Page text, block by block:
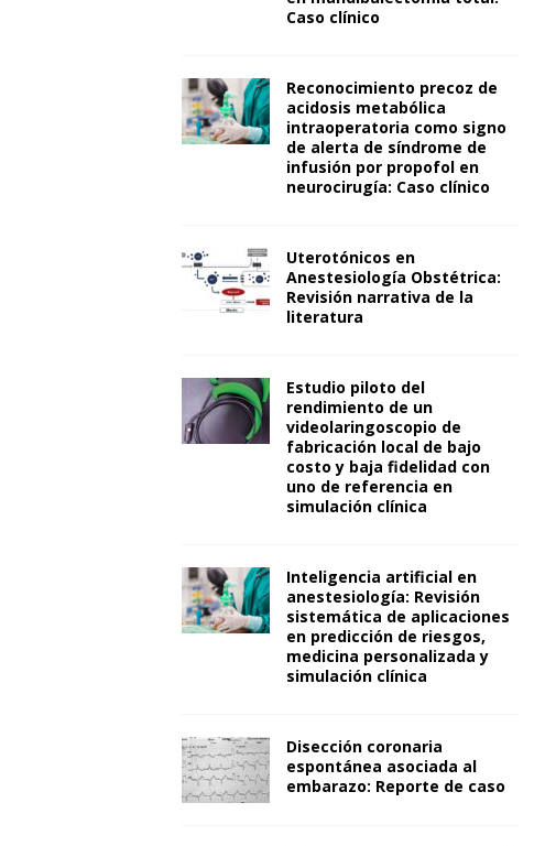
Caso clínico
Reconocimiento precoz de
acidosis metabólica
intraoperatoria como signo
de alerta de síndrome de
infusión por propofol en
neurocirugía: Caso clínico
Uterotónicos en
Anestesiología Obstétrica:
Revisión narrativa de la
literatura
Estudio piloto del
rendimiento de un
videolaringoscopio de
fabricación local de bajo
costo y baja fidelidad con
uno de referencia en
simulación clínica
Inteligencia artificial en
anestesiología: Revisión
sistemática de aplicaciones
en predicción de riesgos,
medicina personalizada y
simulación clínica
Disección coronaria
espontánea asociada al
embarazo: Reporte de caso